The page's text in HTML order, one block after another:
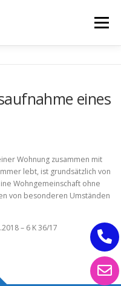
Menü
eines
Wohnung zusammen mit
lebt, ist grundsätzlich von
Wohngemeinschaft ohne
von besonderen Umständen
– 6 K 36/17